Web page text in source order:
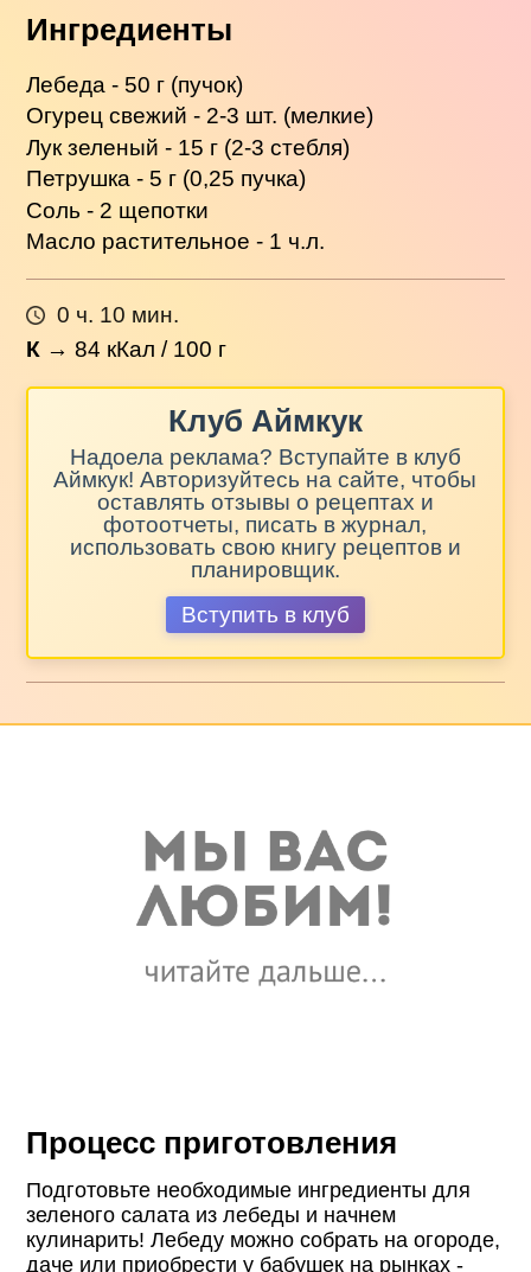
Ингредиенты
Лебеда - 50 г (пучок)
Огурец свежий - 2-3 шт. (мелкие)
Лук зеленый - 15 г (2-3 стебля)
Петрушка - 5 г (0,25 пучка)
Соль - 2 щепотки
Масло растительное - 1 ч.л.
0 ч. 10 мин.
К →84 кКал / 100 г
Клуб Аймкук
Надоела реклама? Вступайте в клуб
Аймкук! Авторизуйтесь на сайте, чтобы
оставлять отзывы о рецептах и
фотоотчеты, писать в журнал,
использовать свою книгу рецептов и
планировщик.
Вступить в клуб
Процесс приготовления
Подготовьте необходимые ингредиенты для
зеленого салата из лебеды и начнем
кулинарить! Лебеду можно собрать на огороде,
даче или приобрести у бабушек на рынках -